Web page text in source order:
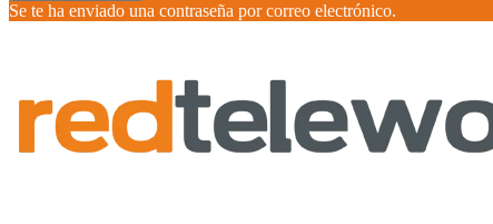
Se te ha enviado una contraseña por correo electrónico.